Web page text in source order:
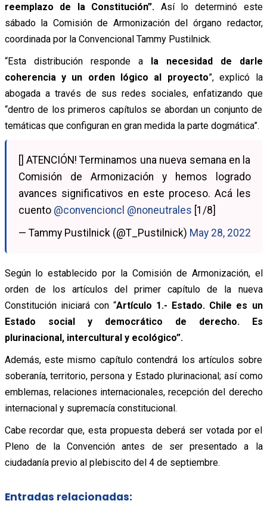
reemplazo de la Constitución”. Así lo determinó este
sábado la Comisión de Armonización del órgano redactor,
coordinada por la Convencional Tammy Pustilnick.
“Esta distribución responde a la necesidad de darle
coherencia y un orden lógico al proyecto”, explicó la
abogada a través de sus redes sociales, enfatizando que
“dentro de los primeros capítulos se abordan un conjunto de
temáticas que configuran en gran medida la parte dogmática”.
[] ATENCIÓN! Terminamos una nueva semana en la
Comisión de Armonización y hemos logrado
avances significativos en este proceso. Acá les
cuento @convencioncl @noneutrales [1/8]
— Tammy Pustilnick (@T_Pustilnick) May 28, 2022
Según lo establecido por la Comisión de Armonización, el
orden de los artículos del primer capítulo de la nueva
Constitución iniciará con “Artículo 1.- Estado. Chile es un
Estado social y democrático de derecho. Es
plurinacional, intercultural y ecológico”.
Además, este mismo capítulo contendrá los artículos sobre
soberanía, territorio, persona y Estado plurinacional; así como
emblemas, relaciones internacionales, recepción del derecho
internacional y supremacía constitucional.
Cabe recordar que, esta propuesta deberá ser votada por el
Pleno de la Convención antes de ser presentado a la
ciudadanía previo al plebiscito del 4 de septiembre.
Entradas relacionadas: